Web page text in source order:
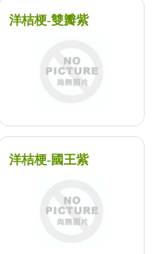
洋桔梗-雙瓣紫
洋桔梗-國王紫